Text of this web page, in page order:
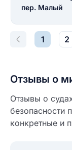
пер. Малый
1 2
Отзывы о
Отзывы о
безопасности
конкретные и
НАЙТИ